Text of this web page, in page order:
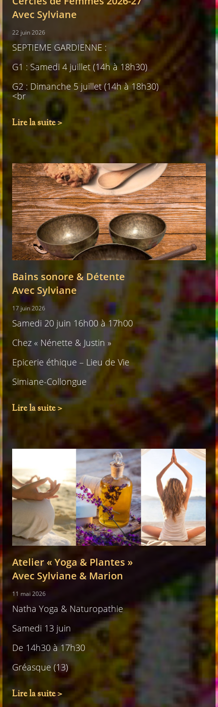
Avec Sylviane
22 juin 2026
SEPTIEME GARDIENNE :
G1 : Samedi 4 juillet (14h à 18h30)
G2 : Dimanche 5 juillet (14h à 18h30)
<br
Lire la suite >
Bains sonore & Détente
Avec Sylviane
17 juin 2026
Samedi 20 juin 16h00 à 17h00
Chez « Nénette & Justin »
Epicerie éthique – Lieu de Vie
Simiane-Collongue
Lire la suite >
Atelier « Yoga & Plantes »
Avec Sylviane & Marion
11 mai 2026
Natha Yoga & Naturopathie
Samedi 13 juin
De 14h30 à 17h30
Gréasque (13)
Lire la suite >